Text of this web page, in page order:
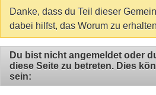
Danke, dass du Teil dieser
dabei hilfst, das Worum zu
Du bist nicht angemeldet oder
diese Seite zu betreten. Dies
sein: